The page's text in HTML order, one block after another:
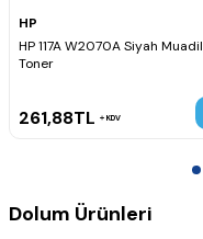
HP
HP 117A W2070A Siyah Muadil
Toner
261,88TL KDV
Dolum Ürünleri